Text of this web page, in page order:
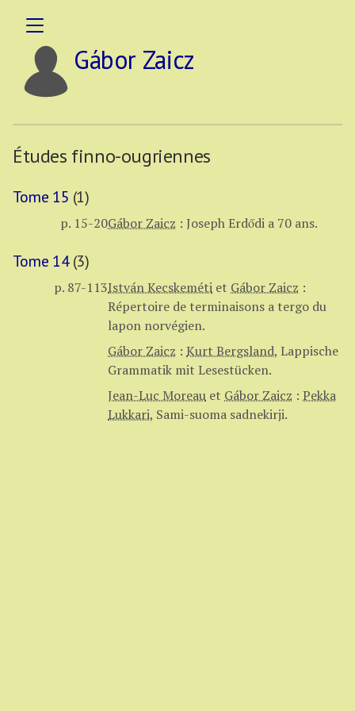
Gábor Zaicz
Études finno-ougriennes
Tome 15 (1)
p. 15-20Gábor Zaicz : Joseph Erdődi a 70 ans.
Tome 14(3)
p. 87-113István Kecskeméti et Gábor Zaicz :
Répertoire de terminaisons a tergo du
lapon norvégien.
Gábor Zaicz : Kurt Bergsland, Lappische
Grammatik mit Lesestücken.
Jean-Luc Moreau et Gábor Zaicz : Pekka
Lukkari, Sami-suoma sadnekirji.